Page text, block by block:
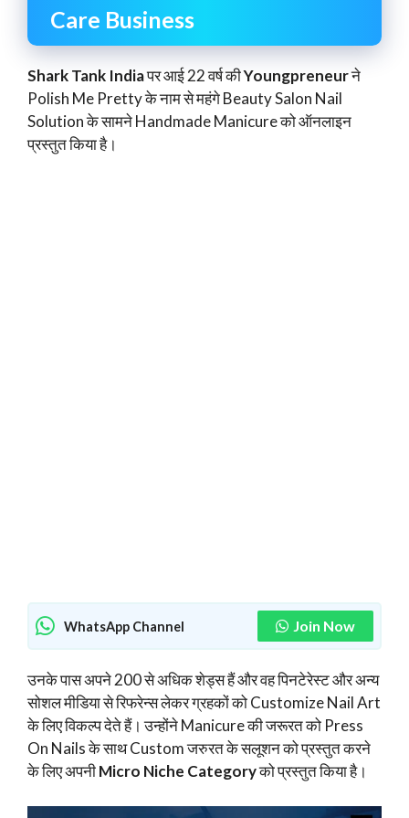
Care Business
Shark Tank Indiaपर आई 22 वर्ष कीYoungpreneurने
Polish Me Pretty के नाम से महंगे Beauty Salon Nail
Solution के सामने Handmade Manicure को ऑनलाइन
प्रस्तुत किया है।
WhatsApp Channel Join Now
उनके पास अपने 200 से अधिक शेड्स हैं और वह पिनटेरेस्ट और अन्य
सोशल मीडिया से रिफरेन्स लेकर ग्रहकों को Customize Nail Art
के लिए विकल्प देते हैं। उन्होंने Manicure की जरूरत को Press
On Nails के साथ Custom जरुरत के सलूशन को प्रस्तुत करने
के लिए अपनीMicro Niche Categoryको प्रस्तुत किया है।